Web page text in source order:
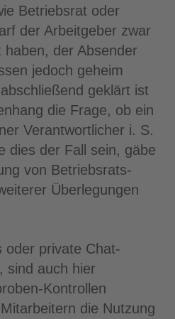
Betriebsrat oder
der Arbeitgeber zwar
der Absender
jedoch geheim
geklärt ist
die Frage, ob ein
Verantwortlicher i. S.
dies der Fall sein, gäbe
von Betriebsrats-
Überlegungen
oder private Chat-
sind auch hier
Kontrollen
die Nutzung